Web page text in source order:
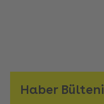
Haber Bülteni